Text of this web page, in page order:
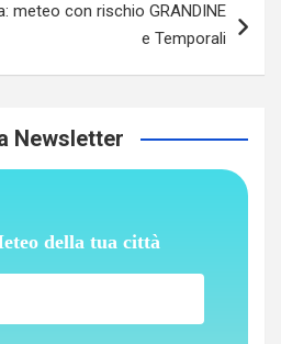
meteo con rischio GRANDINE
e Temporali
Newsletter
della tua città